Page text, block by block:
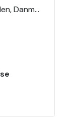
Danmark